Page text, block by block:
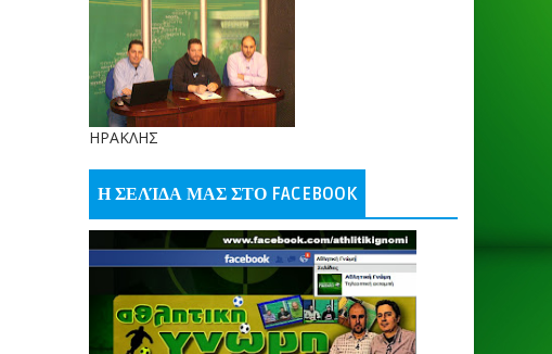
ΗΡΑΚΛΗΣ
Η ΣΕΛΊΔΑ ΜΑΣ ΣΤΟ FACEBOOK